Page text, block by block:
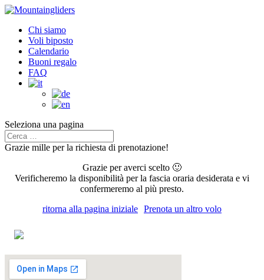
Chi siamo
Voli biposto
Calendario
Buoni regalo
FAQ
Seleziona una pagina
Grazie mille per la richiesta di prenotazione!
Grazie per averci scelto 🙂
Verificheremo la disponibilità per la fascia oraria desiderata e vi
confermeremo al più presto.
ritorna alla pagina iniziale Prenota un altro volo